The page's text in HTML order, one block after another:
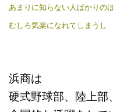
あまりに知らない人ばかりの
むしろ気楽になれてしまうし
浜商は
硬式野球部、陸上部